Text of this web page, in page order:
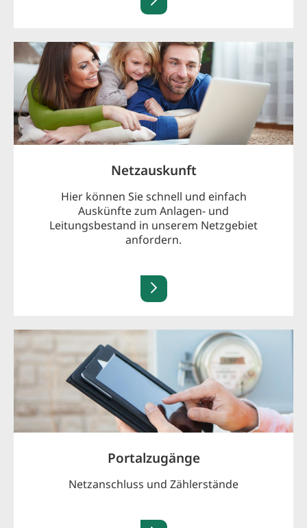
Netzauskunft
Hier können Sie schnell und einfach
Auskünfte zum Anlagen- und
Leitungsbestand in unserem Netzgebiet
anfordern.
Portalzugänge
Netzanschluss und Zählerstände